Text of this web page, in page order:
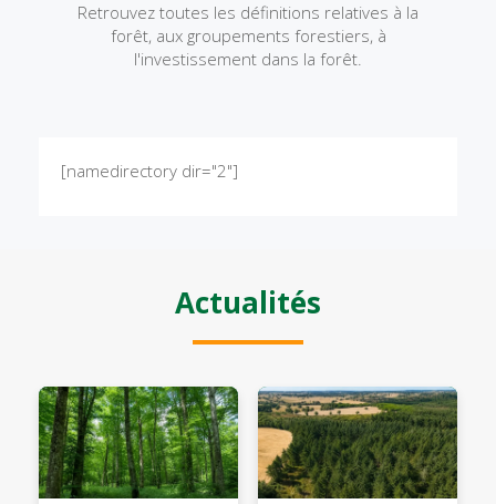
Retrouvez toutes les définitions relatives à la
forêt, aux groupements forestiers, à
l'investissement dans la forêt.
[namedirectory dir="2"]
Actualités